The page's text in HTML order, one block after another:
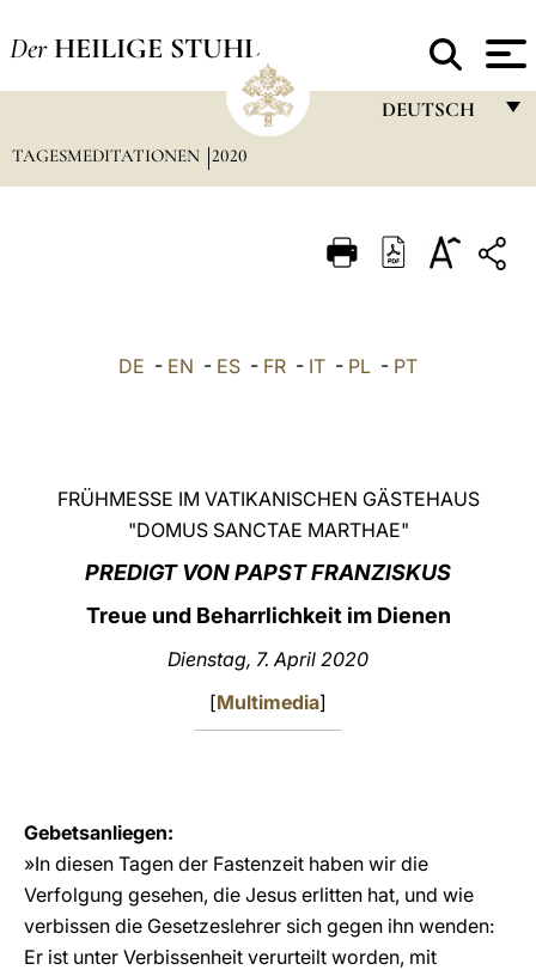
Der HEILIGE STUHL
DEUTSCH
ITALIANO
العربيّة
中文
LATINE
TAGESMEDITATIONEN 2020
DE - EN - ES - FR - IT - PL - PT
FRÜHMESSE IM VATIKANISCHEN GÄSTEHAUS
"DOMUS SANCTAE MARTHAE"
PREDIGT VON PAPST FRANZISKUS
Treue und Beharrlichkeit im Dienen
Dienstag, 7. April 2020
[Multimedia]
Gebetsanliegen:
»In diesen Tagen der Fastenzeit haben wir die
Verfolgung gesehen, die Jesus erlitten hat, und wie
verbissen die Gesetzeslehrer sich gegen ihn wenden:
Er ist unter Verbissenheit verurteilt worden, mit